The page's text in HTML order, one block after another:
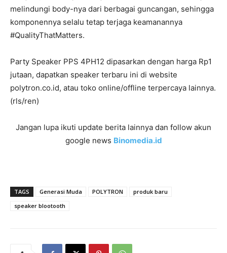
melindungi body-nya dari berbagai guncangan, sehingga
komponennya selalu tetap terjaga keamanannya
#QualityThatMatters.
Party Speaker PPS 4PH12 dipasarkan dengan harga Rp1
jutaan, dapatkan speaker terbaru ini di website
polytron.co.id, atau toko online/offline terpercaya lainnya.
(rls/ren)
Jangan lupa ikuti update berita lainnya dan follow akun
google news Binomedia.id
TAGS Generasi Muda POLYTRON
produk baru
speaker blootooth